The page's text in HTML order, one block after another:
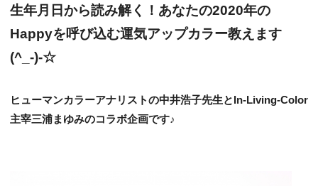
生年月日から読み解く！あなたの2020年の
Happyを呼び込む運気アップカラー教えます
(^_-)-☆
ヒューマンカラーアナリストの中井浩子先生とIn-Living-Color
主宰三浦まゆみのコラボ企画です♪